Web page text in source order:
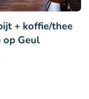
+ koffie/thee
op Geul